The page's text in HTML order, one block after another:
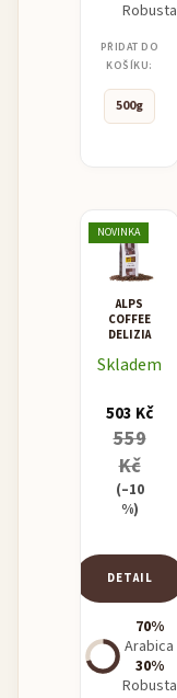
Robusta
PŘIDAT DO
KOŠÍKU:
500g
NOVINKA
ALPS
COFFEE
DELIZIA
Skladem
503 Kč
559
Kč
(–10
%)
DETAIL
70%
Arabica
30%
Robusta